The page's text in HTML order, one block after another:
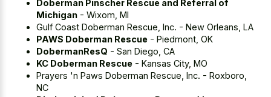
Doberman Pinscher Rescue and Referral of
Michigan - Wixom, MI
Gulf Coast Doberman Rescue, Inc. - New Orleans, LA
PAWS Doberman Rescue - Piedmont, OK
DobermanResQ - San Diego, CA
KC Doberman Rescue - Kansas City, MO
Prayers 'n Paws Doberman Rescue, Inc. - Roxboro,
NC